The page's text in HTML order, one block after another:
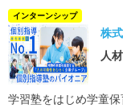
インターンシップ
株
人
学習塾をはじめ学童